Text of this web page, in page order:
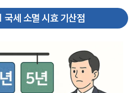
국세 소멸 시효 기산점